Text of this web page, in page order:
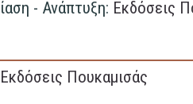
- Ανάπτυξη: Εκδόσεις
Εκδόσεις Πουκαμισάς